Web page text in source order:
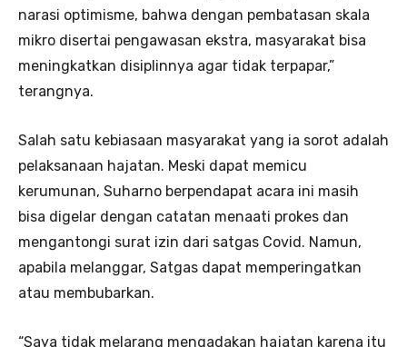
narasi optimisme, bahwa dengan pembatasan skala
mikro disertai pengawasan ekstra, masyarakat bisa
meningkatkan disiplinnya agar tidak terpapar,”
terangnya.
Salah satu kebiasaan masyarakat yang ia sorot adalah
pelaksanaan hajatan. Meski dapat memicu
kerumunan, Suharno berpendapat acara ini masih
bisa digelar dengan catatan menaati prokes dan
mengantongi surat izin dari satgas Covid. Namun,
apabila melanggar, Satgas dapat memperingatkan
atau membubarkan.
“Saya tidak melarang mengadakan hajatan karena itu